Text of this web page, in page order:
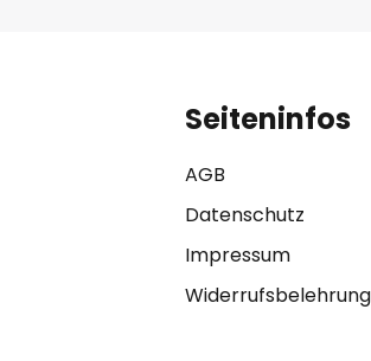
Seiteninfos
AGB
Datenschutz
Impressum
Widerrufsbelehrung